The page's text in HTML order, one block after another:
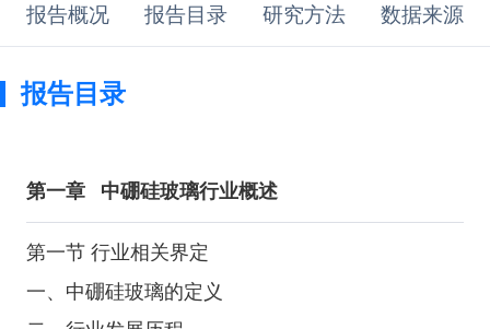
报告概况 报告目录 研究方法 数据来源
报告目录
第一章 中硼硅玻璃行业概述
第一节 行业相关界定
一、中硼硅玻璃的定义